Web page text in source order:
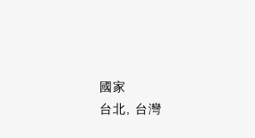
國家
台北, 台灣